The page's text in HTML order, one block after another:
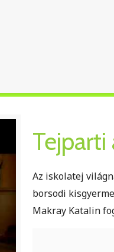
Az iskolatej
borsodi
Makray Katalin